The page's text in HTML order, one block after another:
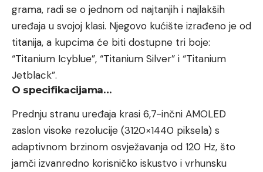
grama, radi se o jednom od najtanjih i najlakših
uređaja u svojoj klasi. Njegovo kućište izrađeno je od
titanija, a kupcima će biti dostupne tri boje:
“Titanium Icyblue”, “Titanium Silver” i “Titanium
Jetblack”.
O specifikacijama…
Prednju stranu uređaja krasi 6,7-inčni AMOLED
zaslon visoke rezolucije (3120×1440 piksela) s
adaptivnom brzinom osvježavanja od 120 Hz, što
jamči izvanredno korisničko iskustvo i vrhunsku